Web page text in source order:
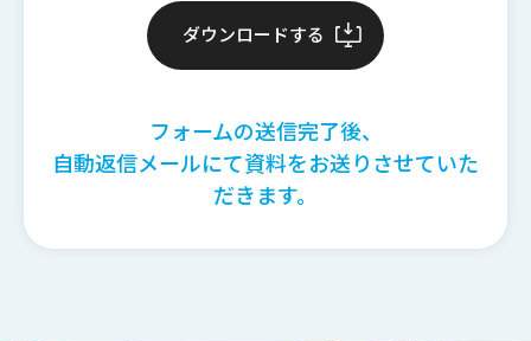
フォームの送信完了後、
自動返信メールにて資料をお送りさせていた
だきます。